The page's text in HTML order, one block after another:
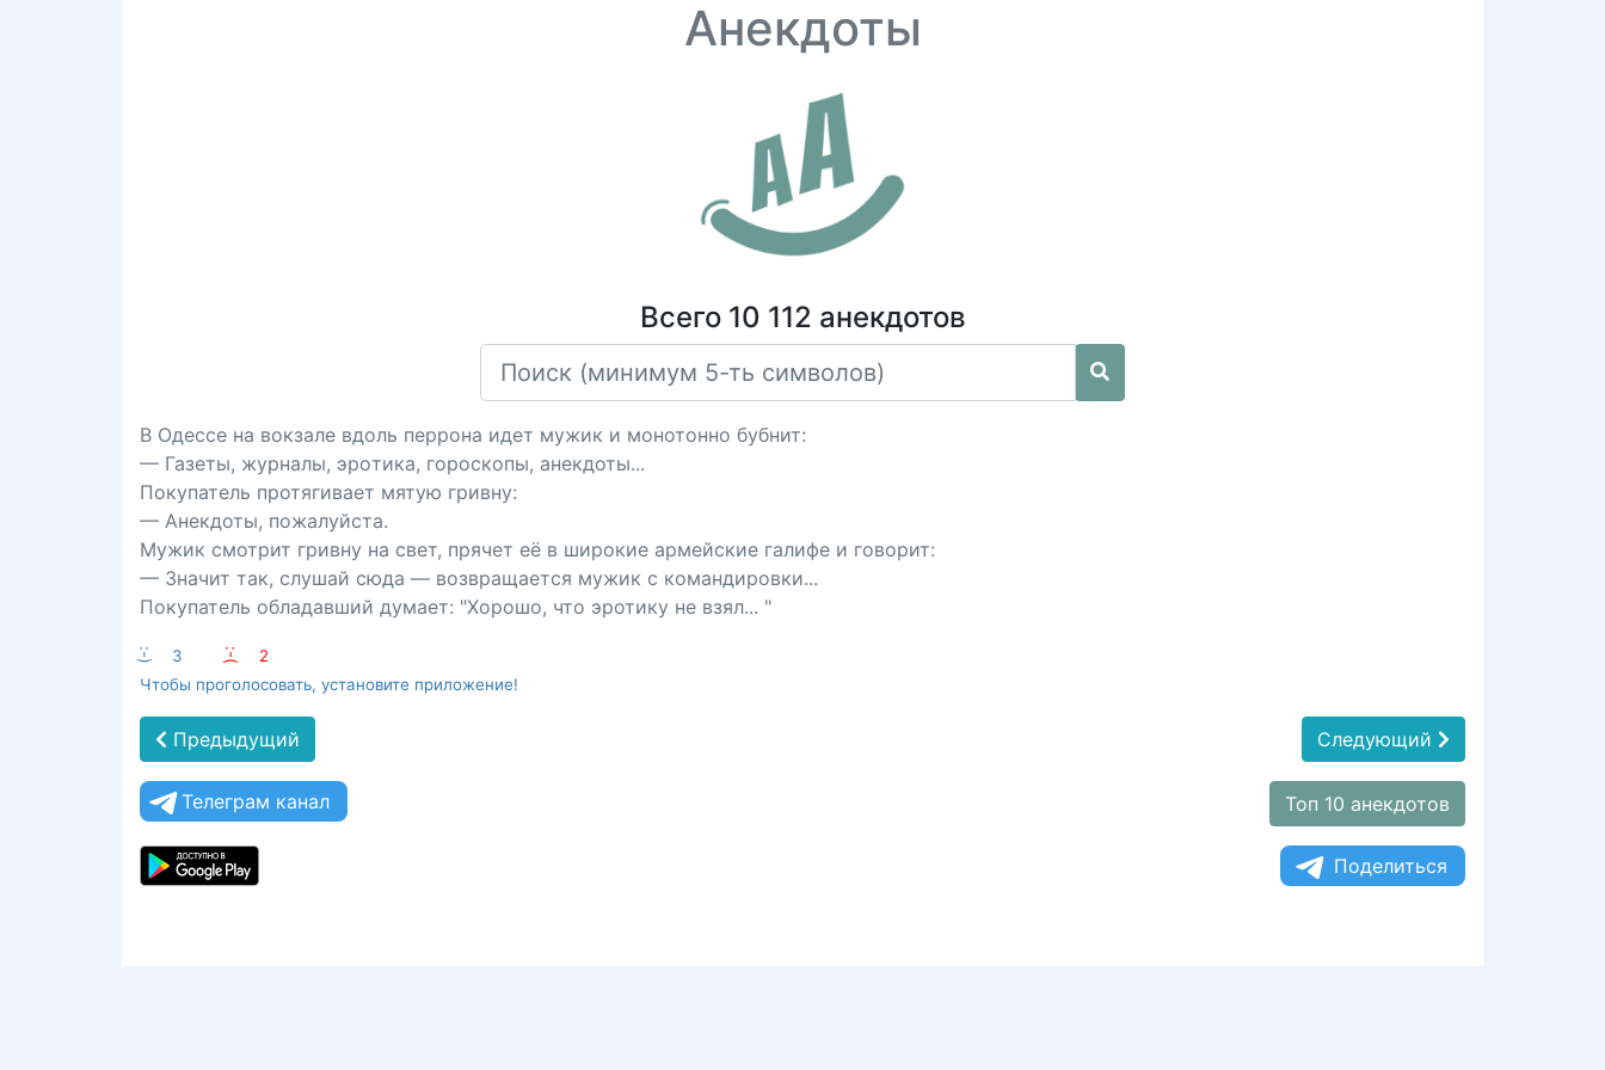
Анекдоты
Всего 10 112 анекдотов
В Одессе на вокзале вдоль перрона идет мужик и монотонно бубнит:
— Газеты, журналы, эpoтика, гороскопы, анекдоты...
Покупатель протягивает мятую гривну:
— Анекдоты, пожалуйста.
Мужик смотрит гривну на свет, прячет её в широкие армейские галифе и говорит:
— Значит так, слушай сюда — возвращается мужик с командировки...
Покупатель обладавший думает: "Хорошо, что эротику не взял... "
:-) 3 :-(
2
Чтобы проголосовать, установите приложение!
Предыдущий Следующий
Телеграм канал Топ 10 анекдотов
Поделиться